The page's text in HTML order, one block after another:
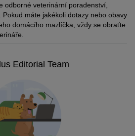
odborné veterinární poradenství,
Pokud máte jakékoli dotazy nebo obavy
domácího mazlíčka, vždy se obraťte
Editorial Team